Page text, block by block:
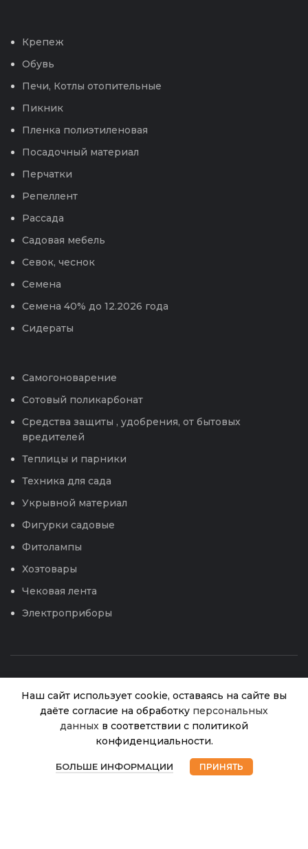
Крепеж
Обувь
Печи, Котлы отопительные
Пикник
Пленка полиэтиленовая
Посадочный материал
Перчатки
Репеллент
Рассада
Садовая мебель
Севок, чеснок
Семена
Семена 40% до 12.2026 года
Сидераты
Самогоноварение
Сотовый поликарбонат
Средства защиты , удобрения, от бытовых
вредителей
Теплицы и парники
Техника для сада
Укрывной материал
Фигурки садовые
Фитолампы
Хозтовары
Чековая лента
Электроприборы
Интернет магазин Успех. ИП Хрипунов Сергей
Александрович
ИНН 420800180243 / ОГРНИП 304420530300327
Наш сайт использует cookie, оставаясь на сайте вы
даёте согласие на обработку персональных
данных в соответствии с политикой
конфиденциальности.
БОЛЬШЕ ИНФОРМАЦИИ ПРИНЯТЬ
Катушка
М10
415.00₽
наличии
Магазин Избранное Корзина Мой аккаунт